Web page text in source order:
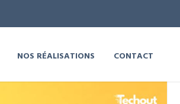
NOS RÉALISATIONS CONTACT